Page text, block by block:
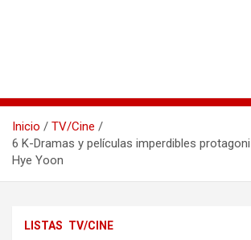
Inicio
TV/Cine
6 K-Dramas y películas imperdibles
Hye Yoon
LISTAS TV/CINE